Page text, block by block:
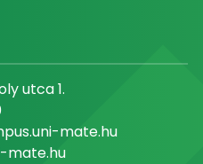
utca 1.
mate.hu
mate.hu